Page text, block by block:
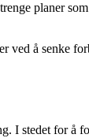
planer
ved å senke
I stedet for å